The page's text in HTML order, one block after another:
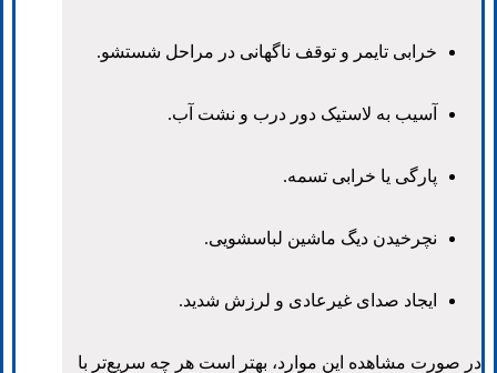
خرابی تایمر و توقف ناگهانی در مراحل شستشو.
آسیب به لاستیک دور درب و نشت آب.
پارگی یا خرابی تسمه.
نچرخیدن دیگ ماشین لباسشویی.
ایجاد صدای غیرعادی و لرزش شدید.
در صورت مشاهده این موارد، بهتر است هر چه سریع‌تر با